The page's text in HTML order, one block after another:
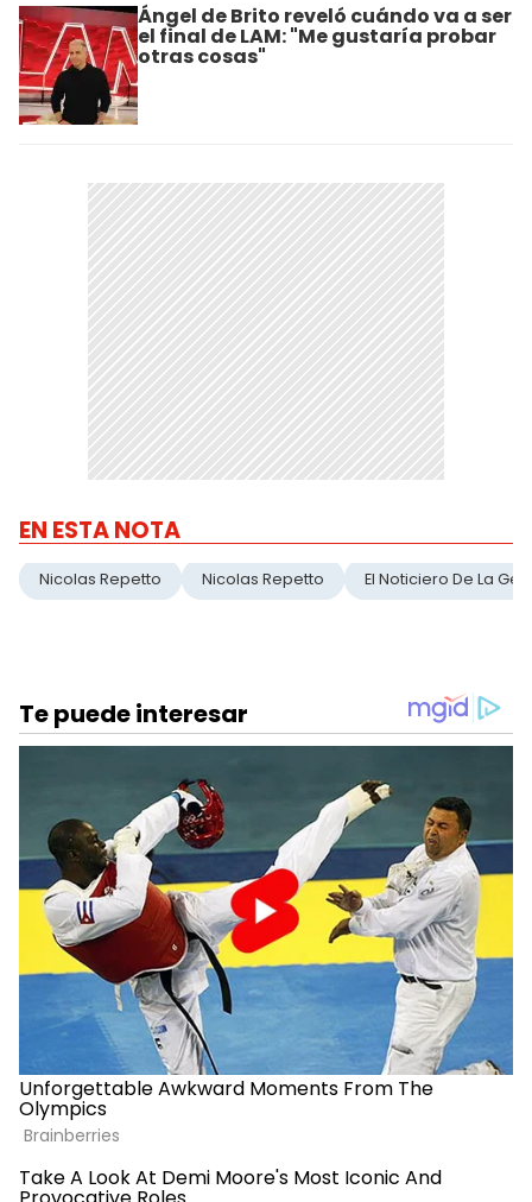
Ángel de Brito reveló cuándo va a ser
el final de LAM: "Me gustaría probar
otras cosas"
EN ESTA NOTA
Nicolas Repetto Nicolas Repetto El Noticiero De La